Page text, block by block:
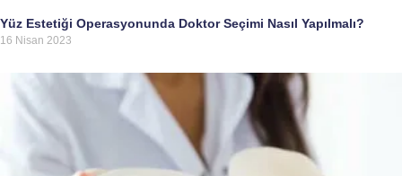
Yüz Estetiği Operasyonunda Doktor Seçimi Nasıl Yapılmalı?
16 Nisan 2023